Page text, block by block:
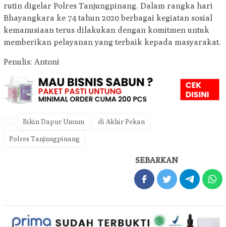
rutin digelar Polres Tanjungpinang. Dalam rangka hari
Bhayangkara ke 74 tahun 2020 berbagai kegiatan sosial
kemanusiaan terus dilakukan dengan komitmen untuk
memberikan pelayanan yang terbaik kepada masyarakat.
Penulis: Antoni
Bikin Dapur Umum di Akhir Pekan
Polres Tanjungpinang
SEBARKAN